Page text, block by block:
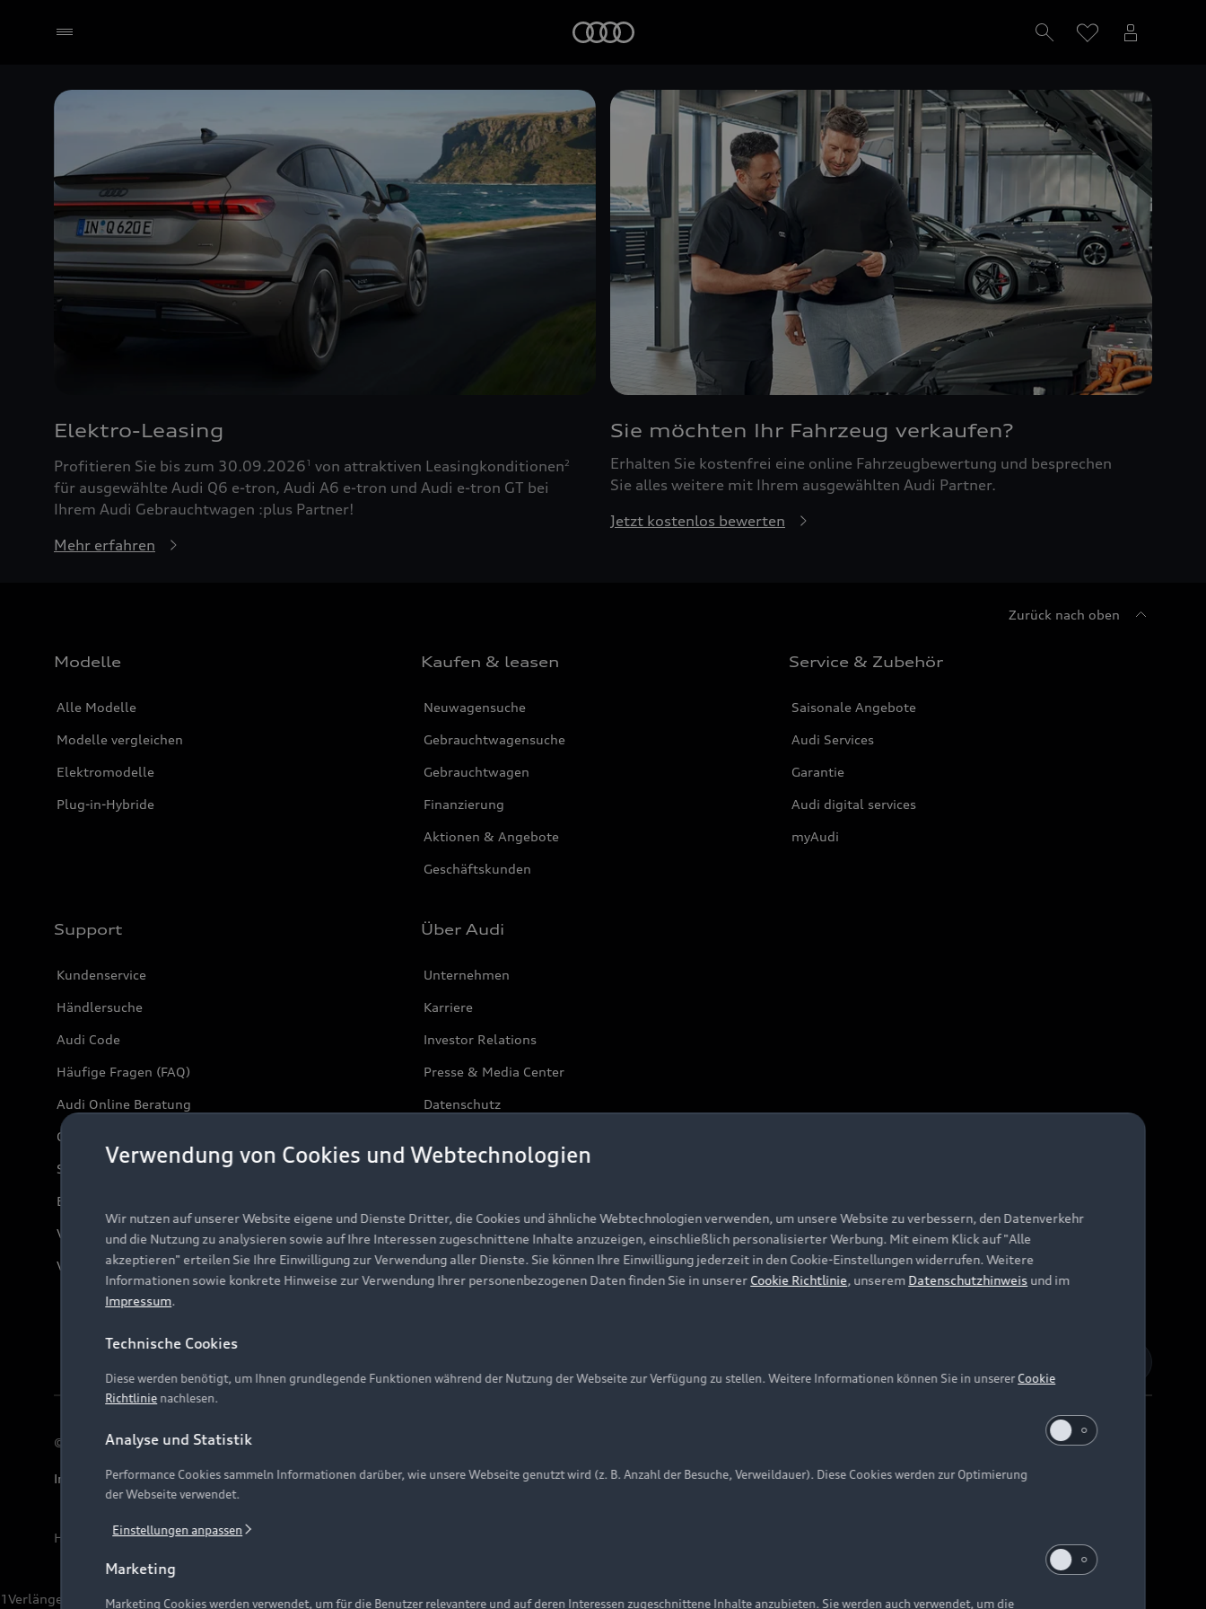
Elektro-Leasing
Profitieren Sie bis zum 30.09.20261 von attraktiven Leasingkonditionen2
für ausgewählte Audi Q6 e-tron, Audi A6 e-tron und Audi e-tron GT bei
Ihrem Audi Gebrauchtwagen :plus Partner!
Mehr erfahren
Sie möchten Ihr Fahrzeug verkaufen?
Erhalten Sie kostenfrei eine online Fahrzeugbewertung und besprechen
Sie alles weitere mit Ihrem ausgewählten Audi Partner.
Jetzt kostenlos bewerten
Zurück nach oben
Modelle
Alle Modelle
Modelle vergleichen
Elektromodelle
Plug-in-Hybride
Kaufen & leasen
Neuwagensuche
Gebrauchtwagensuche
Gebrauchtwagen
Finanzierung
Aktionen & Angebote
Geschäftskunden
Service & Zubehör
Saisonale Angebote
Audi Services
Garantie
Audi digital services
myAudi
Support
Kundenservice
Händlersuche
Audi Code
Häufige Fragen (FAQ)
Audi Online Beratung
Online-Terminvereinbarung
Servicekontakt
Bordbuch & Bedienungsanleitungen
Verträge kündigen
Vertrag widerrufen
Über Audi
Unternehmen
Karriere
Investor Relations
Presse & Media Center
Datenschutz
© 2026 AUDI AG. Alle Rechte vorbehalten
Impressum Rechtliches Hinweisgebersystem Datenschutzinformation Cookie-Einstellungen Cookie-Richtlinie Barrierefreiheit Digital Services Act
Hinweis: Die aktuelle Darstellung und Anordnung der Embleme am Fahrzeug bei allen Abbildungen auf dieser Webseite kann abweichen.
1Verlängerung vorbehalten.
Verwendung von Cookies und Webtechnologien
Wir nutzen auf unserer Website eigene und Dienste Dritter, die Cookies und ähnliche Webtechnologien verwenden, um unsere Website zu verbessern, den Datenverkehr
und die Nutzung zu analysieren sowie auf Ihre Interessen zugeschnittene Inhalte anzuzeigen, einschließlich personalisierter Werbung. Mit einem Klick auf "Alle
akzeptieren" erteilen Sie Ihre Einwilligung zur Verwendung aller Dienste. Sie können Ihre Einwilligung jederzeit in den Cookie-Einstellungen widerrufen. Weitere
Informationen sowie konkrete Hinweise zur Verwendung Ihrer personenbezogenen Daten finden Sie in unserer Cookie Richtlinie, unserem Datenschutzhinweis und im
Impressum.
Technische Cookies
Diese werden benötigt, um Ihnen grundlegende Funktionen während der Nutzung der Webseite zur Verfügung zu stellen. Weitere Informationen können Sie in unsererCookie
Richtlinie nachlesen.
Analyse und Statistik
Performance Cookies sammeln Informationen darüber, wie unsere Webseite genutzt wird (z. B. Anzahl der Besuche, Verweildauer). Diese Cookies werden zur Optimierung
der Webseite verwendet.
Einstellungen anpassen
Marketing
Marketing Cookies werden verwendet, um für die Benutzer relevantere und auf deren Interessen zugeschnittene Inhalte anzubieten. Sie werden auch verwendet, um die